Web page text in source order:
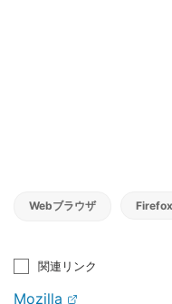
Webブラウザ Firefox
関連リンク
Mozilla